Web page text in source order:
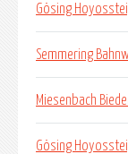
Gösing
Semmering
Miesenbach
Gösing